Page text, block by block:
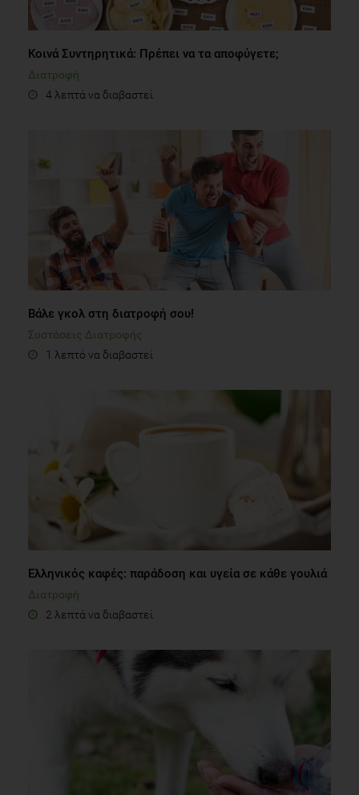
Κοινά Συντηρητικά: Πρέπει να τα αποφύγετε;
Διατροφή
4 λεπτά να διαβαστεί
Βάλε γκολ στη διατροφή σου!
Συστάσεις Διατροφής
1 λεπτό να διαβαστεί
Ελληνικός καφές: παράδοση και υγεία σε κάθε γουλιά
Διατροφή
2 λεπτά να διαβαστεί